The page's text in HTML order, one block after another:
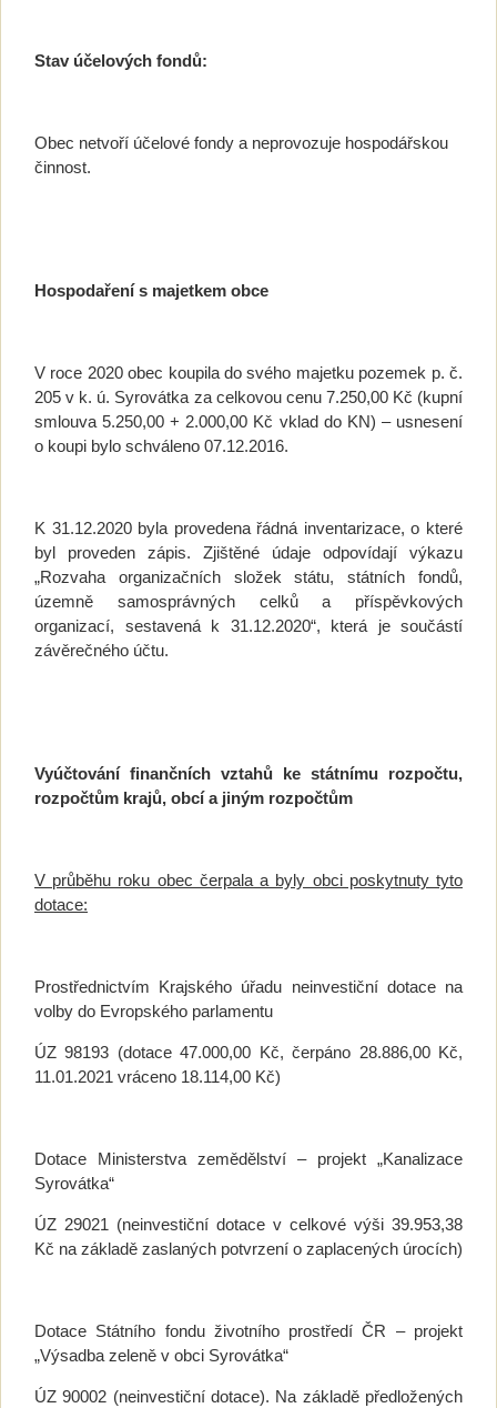
Stav účelových fondů:
Obec netvoří účelové fondy a neprovozuje hospodářskou
činnost.
Hospodaření s majetkem obce
V roce 2020 obec koupila do svého majetku pozemek p. č.
205 v k. ú. Syrovátka za celkovou cenu 7.250,00 Kč (kupní
smlouva 5.250,00 + 2.000,00 Kč vklad do KN) – usnesení
o koupi bylo schváleno 07.12.2016.
K 31.12.2020 byla provedena řádná inventarizace, o které
byl proveden zápis. Zjištěné údaje odpovídají výkazu
„Rozvaha organizačních složek státu, státních fondů,
územně samosprávných celků a příspěvkových
organizací, sestavená k 31.12.2020“, která je součástí
závěrečného účtu.
Vyúčtování finančních vztahů ke státnímu rozpočtu,
rozpočtům krajů, obcí a jiným rozpočtům
V průběhu roku obec čerpala a byly obci poskytnuty tyto
dotace:
Prostřednictvím Krajského úřadu neinvestiční dotace na
volby do Evropského parlamentu
ÚZ 98193 (dotace 47.000,00 Kč, čerpáno 28.886,00 Kč,
11.01.2021 vráceno 18.114,00 Kč)
Dotace Ministerstva zemědělství – projekt „Kanalizace
Syrovátka“
ÚZ 29021 (neinvestiční dotace v celkové výši 39.953,38
Kč na základě zaslaných potvrzení o zaplacených úrocích)
Dotace Státního fondu životního prostředí ČR – projekt
„Výsadba zeleně v obci Syrovátka“
ÚZ 90002 (neinvestiční dotace). Na základě předložených